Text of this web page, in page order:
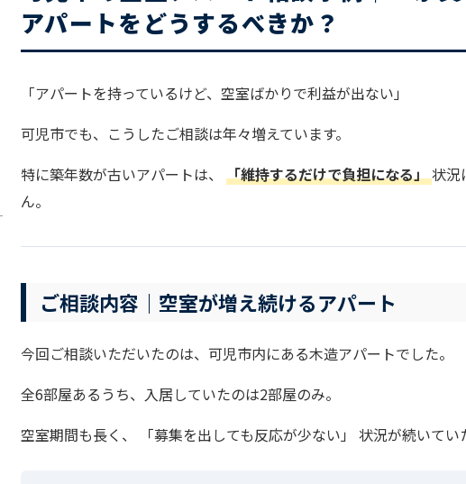
アパートをどうするべきか？
「アパートを持っているけど、空室ばかりで利益が出ない」
可児市でも、こうしたご相談は年々増えています。
特に築年数が古いアパートは、 「維持するだけで負担になる」状況
ん。
ご相談内容｜空室が増え続けるアパート
今回ご相談いただいたのは、可児市内にある木造アパートでした。
全6部屋あるうち、入居していたのは2部屋のみ。
空室期間も長く、 「募集を出しても反応が少ない」 状況が続いてい